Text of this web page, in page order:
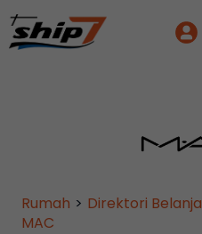
Rumah > Direktori Belanja
MAC